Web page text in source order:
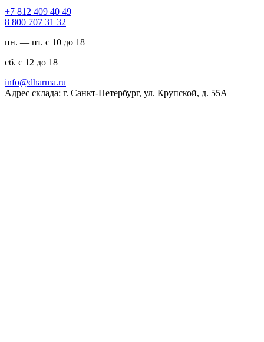
94 04 904 218 7+
23 13 707 008 8
пн. — пт. с 10 до 18
сб. с 12 до 18
ur.amrahd@ofni
Адрес склада: г. Санкт-Петербург, ул. Крупской, д. 55А